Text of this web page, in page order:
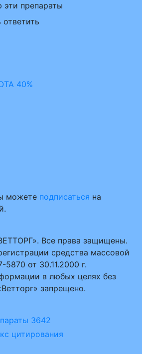
эти препараты
ответить
40%
можете подписаться на
Все права защищены.
средства массовой
от 30.11.2000 г.
в любых целях без
запрещено.
3642